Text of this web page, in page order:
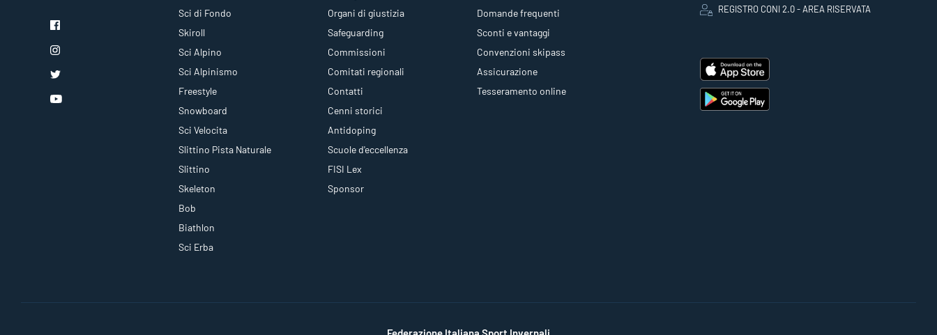
Sci di Fondo
Skiroll
Sci Alpino
Sci Alpinismo
Freestyle
Snowboard
Sci Velocita
Slittino Pista Naturale
Slittino
Skeleton
Bob
Biathlon
Sci Erba
Organi di giustizia
Safeguarding
Commissioni
Comitati regionali
Contatti
Cenni storici
Antidoping
Scuole d'eccellenza
FISI Lex
Sponsor
Domande frequenti
Sconti e vantaggi
Convenzioni skipass
Assicurazione
Tesseramento online
REGISTRO CONI 2.0 - AREA RISERVATA